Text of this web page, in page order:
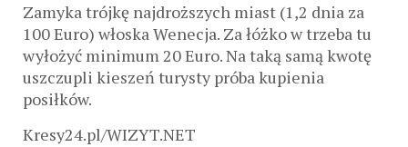
Zamyka trójkę najdroższych miast (1,2 dnia za
100 Euro) włoska Wenecja. Za łóżko w trzeba tu
wyłożyć minimum 20 Euro. Na taką samą kwotę
uszczupli kieszeń turysty próba kupienia
posiłków.
Kresy24.pl/WIZYT.NET